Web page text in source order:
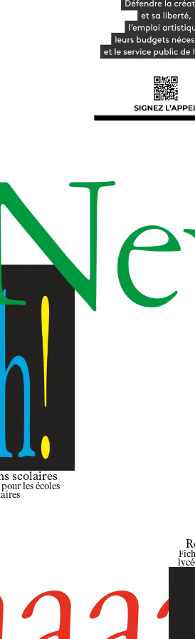
scolaires
les écoles
Participer
Venir en
Le théâtre
tnba, centre
Artiste
L'école
Formation
Stages de théâtre
Programmes de
Vidéos
Technique
Ressources